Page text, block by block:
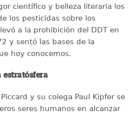
científico y belleza literaria los
los pesticidas sobre los
a la prohibición del DDT en
y sentó las bases de la
hoy conocemos.
estratósfera
y su colega Paul Kipfer se
seres humanos en alcanzar